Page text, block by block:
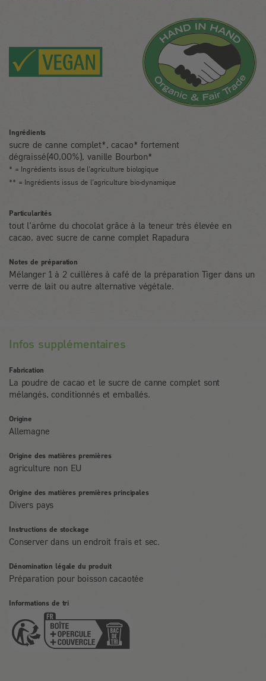
Ingrédients
sucre de canne complet*, cacao* fortement
dégraissé(40,00%), vanille Bourbon*
* = Ingrédients issus de l’agriculture biologique
** = Ingrédients issus de l’agriculture bio-dynamique
Particularités
tout l'arôme du chocolat grâce à la teneur très élevée en
cacao, avec sucre de canne complet Rapadura
Notes de préparation
Mélanger 1 à 2 cuillères à café de la préparation Tiger dans un
verre de lait ou autre alternative végétale.
Infos supplémentaires
Fabrication
La poudre de cacao et le sucre de canne complet sont
mélangés, conditionnés et emballés.
Origine
Allemagne
Origine des matières premières
agriculture non EU
Origine des matières premières principales
Divers pays
Instructions de stockage
Conserver dans un endroit frais et sec.
Dénomination légale du produit
Préparation pour boisson cacaotée
Informations de tri